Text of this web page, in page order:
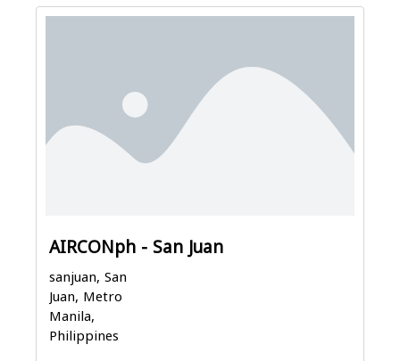
AIRCONph - San Juan
sanjuan, San
Juan, Metro
Manila,
Philippines